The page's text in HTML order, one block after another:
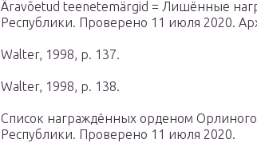
Äravõetud teenetemärgid = Лишённые
Республики. Проверено 11 июля 2020.
Walter, 1998, p. 137.
Walter, 1998, p. 138.
Список награждённых орденом Орлиного
Республики. Проверено 11 июля 2020.